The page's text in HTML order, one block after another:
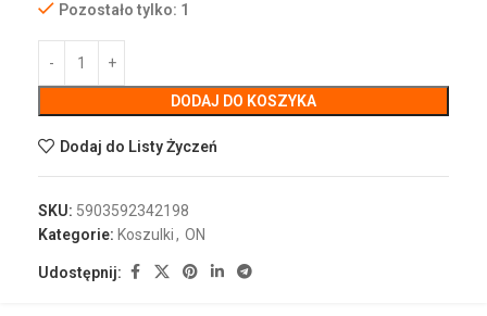
Pozostało tylko: 1
DODAJ DO KOSZYKA
Dodaj do Listy Życzeń
SKU: 5903592342198
Kategorie: Koszulki, ON
Udostępnij: